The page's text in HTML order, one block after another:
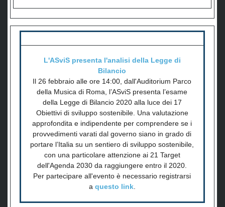
L'ASviS presenta l'analisi della Legge di
Bilancio
Il 26 febbraio alle ore 14:00, dall'Auditorium Parco
della Musica di Roma, l’ASviS presenta l’esame
della Legge di Bilancio 2020 alla luce dei 17
Obiettivi di sviluppo sostenibile. Una valutazione
approfondita e indipendente per comprendere se i
provvedimenti varati dal governo siano in grado di
portare l’Italia su un sentiero di sviluppo sostenibile,
con una particolare attenzione ai 21 Target
dell'Agenda 2030 da raggiungere entro il 2020.
Per partecipare all'evento è necessario registrarsi
a questo link.